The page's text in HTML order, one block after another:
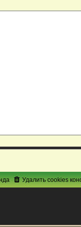
Удалить cookies